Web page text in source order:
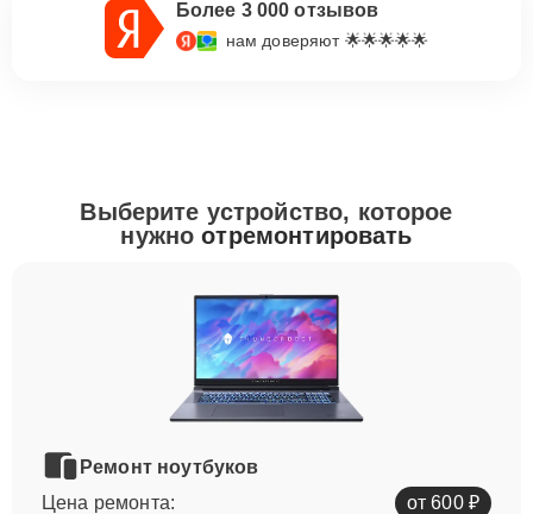
Более 3 000 отзывов
нам доверяют 🌟🌟🌟🌟🌟
Выберите устройство, которое
нужноотремонтировать
Ремонт ноутбуков
Цена ремонта:
от 600 ₽